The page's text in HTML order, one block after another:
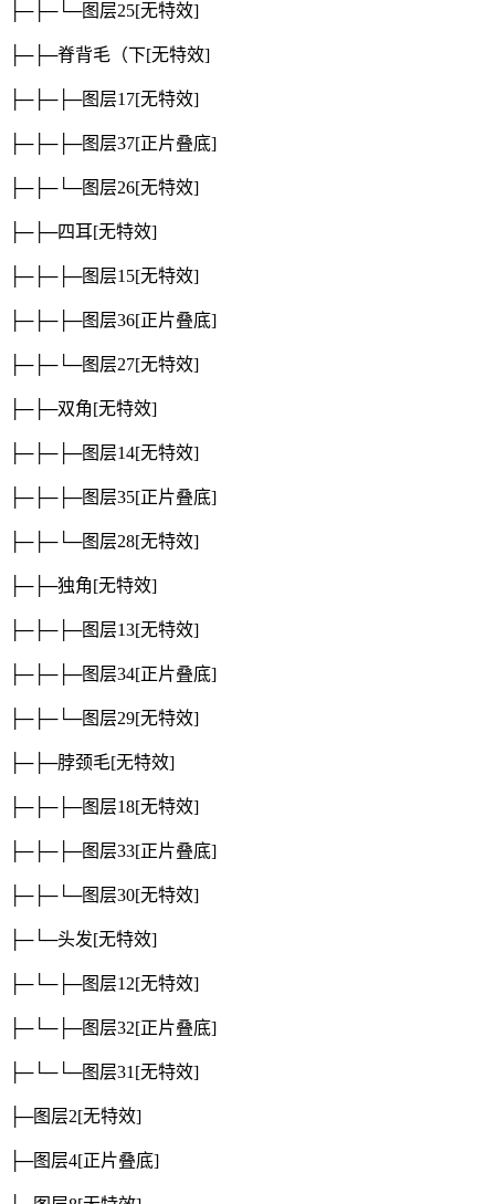
├─├─└─图层25[无特效]
├─├─脊背毛（下 [无特效]
├─├─├─图层17[无特效]
├─├─├─图层37[正片叠底]
├─├─└─图层26[无特效]
├─├─四耳[无特效]
├─├─├─图层15[无特效]
├─├─├─图层36[正片叠底]
├─├─└─图层27[无特效]
├─├─双角 [无特效]
├─├─├─图层14[无特效]
├─├─├─图层35[正片叠底]
├─├─└─图层28[无特效]
├─├─独角 [无特效]
├─├─├─图层13[无特效]
├─├─├─图层34[正片叠底]
├─├─└─图层29[无特效]
├─├─脖颈毛[无特效]
├─├─├─图层18[无特效]
├─├─├─图层33[正片叠底]
├─├─└─图层30[无特效]
├─└─头发[无特效]
├─└─├─图层12[无特效]
├─└─├─图层32[正片叠底]
├─└─└─图层31[无特效]
├─图层2[无特效]
├─图层4[正片叠底]